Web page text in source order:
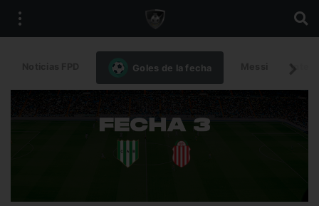
Goles de la fecha